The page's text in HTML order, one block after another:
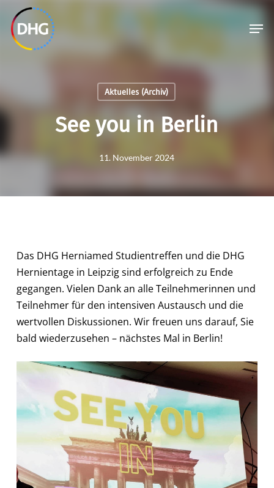
main
Aktuelles (Archiv)
See you in Berlin
11. November 2024
Das DHG Herniamed Studientreffen und die DHG
Hernientage in Leipzig sind erfolgreich zu Ende
gegangen. Vielen Dank an alle Teilnehmerinnen und
Teilnehmer für den intensiven Austausch und die
wertvollen Diskussionen. Wir freuen uns darauf, Sie
bald wiederzusehen – nächstes Mal in Berlin!
Menu